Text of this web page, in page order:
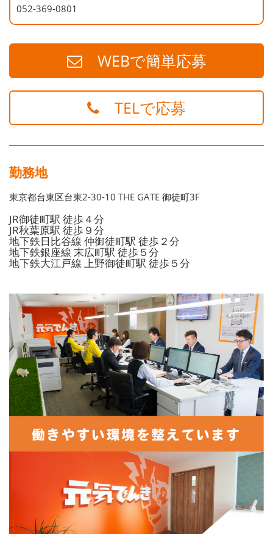
・新しいことに取り組むことが好きな方
052-369-0801
WEBで簡単応募
TELで応募
勤務地
東京都台東区台東2-30-10 THE GATE 御徒町3F
JR御徒町駅 徒歩４分
JR秋葉原駅 徒歩９分
地下鉄日比谷線 仲御徒町駅 徒歩２分
地下鉄銀座線 末広町駅 徒歩５分
地下鉄大江戸線 上野御徒町駅 徒歩５分